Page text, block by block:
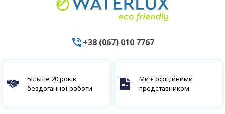
+38 (067) 010 7767
Більше 20 років
бездоганної роботи
Ми є офіційними
представником